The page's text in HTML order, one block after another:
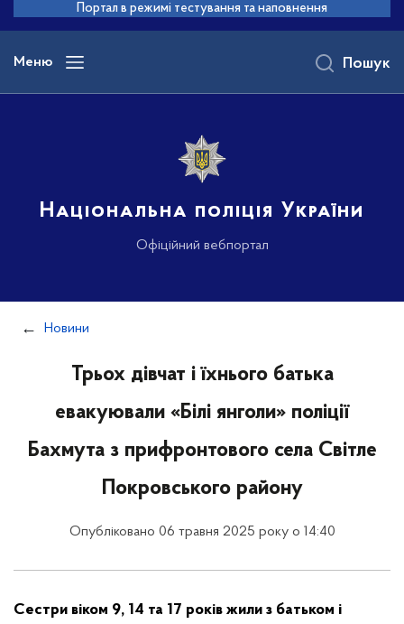
основного
вмісту
Портал в режимі тестування та наповнення
Меню
Національна поліція України
Офіційний вебпортал
Пошук
Новини
Трьох дівчат і їхнього батька
евакуювали «Білі янголи» поліції
Бахмута з прифронтового села Світле
Покровського району
Опубліковано 06 травня 2025 року о 14:40
Сестри віком 9, 14 та 17 років жили з батьком і